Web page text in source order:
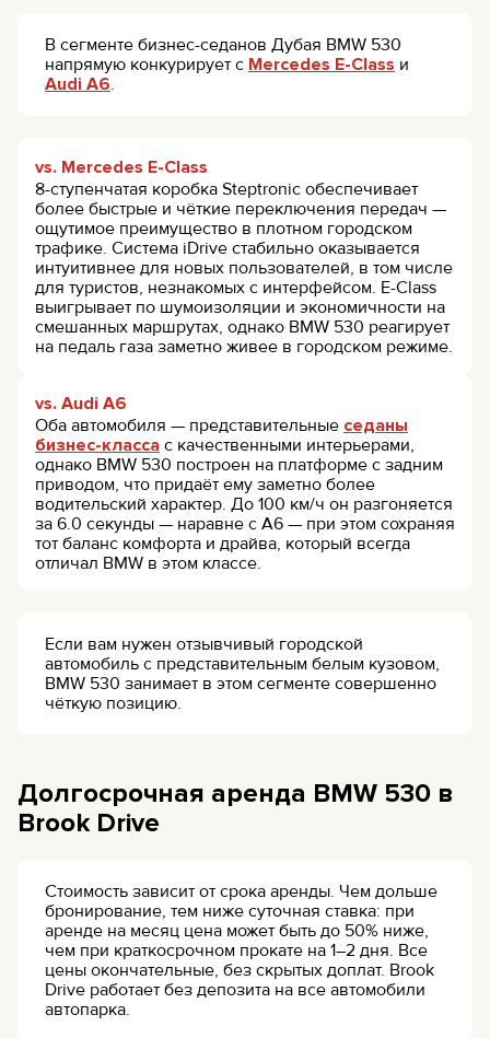
В сегменте бизнес-седанов Дубая BMW 530
напрямую конкурирует с Mercedes E-Class и
Audi A6.
vs. Mercedes E-Class
8-ступенчатая коробка Steptronic обеспечивает
более быстрые и чёткие переключения передач —
ощутимое преимущество в плотном городском
трафике. Система iDrive стабильно оказывается
интуитивнее для новых пользователей, в том числе
для туристов, незнакомых с интерфейсом. E-Class
выигрывает по шумоизоляции и экономичности на
смешанных маршрутах, однако BMW 530 реагирует
на педаль газа заметно живее в городском режиме.
vs. Audi A6
Оба автомобиля — представительные седаны
бизнес-класса с качественными интерьерами,
однако BMW 530 построен на платформе с задним
приводом, что придаёт ему заметно более
водительский характер. До 100 км/ч он разгоняется
за 6.0 секунды — наравне с A6 — при этом сохраняя
тот баланс комфорта и драйва, который всегда
отличал BMW в этом классе.
Если вам нужен отзывчивый городской
автомобиль с представительным белым кузовом,
BMW 530 занимает в этом сегменте совершенно
чёткую позицию.
Долгосрочная аренда BMW 530 в
Brook Drive
Стоимость зависит от срока аренды. Чем дольше
бронирование, тем ниже суточная ставка: при
аренде на месяц цена может быть до 50% ниже,
чем при краткосрочном прокате на 1–2 дня. Все
цены окончательные, без скрытых доплат. Brook
Drive работает без депозита на все автомобили
автопарка.